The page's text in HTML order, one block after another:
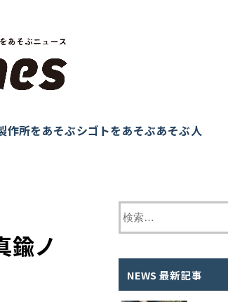
作所をあそぶシゴトをあそぶあそぶ人
鍮ノ
NEWS 最新記事